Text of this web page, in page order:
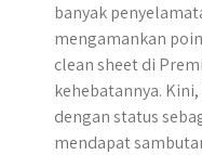
banyak
mengamankan
clean sheet di
kehebatannya.
dengan status
mendapat